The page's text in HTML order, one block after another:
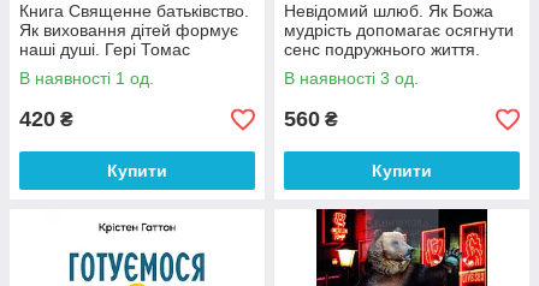
Книга Священне батьківство.
Як виховання дітей формує
наші душі. Гері Томас
В наявності 1 од.
420 ₴
Купити
Невідомий шлюб. Як Божа
мудрість допомагає осягнути
сенс подружнього життя.
Тімоті Келлер
В наявності 3 од.
560 ₴
Купити